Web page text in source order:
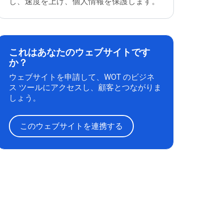
これはあなたのウェブサイトです
か？
ウェブサイトを申請して、WOT のビジネ
ス ツールにアクセスし、顧客とつながりま
しょう。
このウェブサイトを連携する